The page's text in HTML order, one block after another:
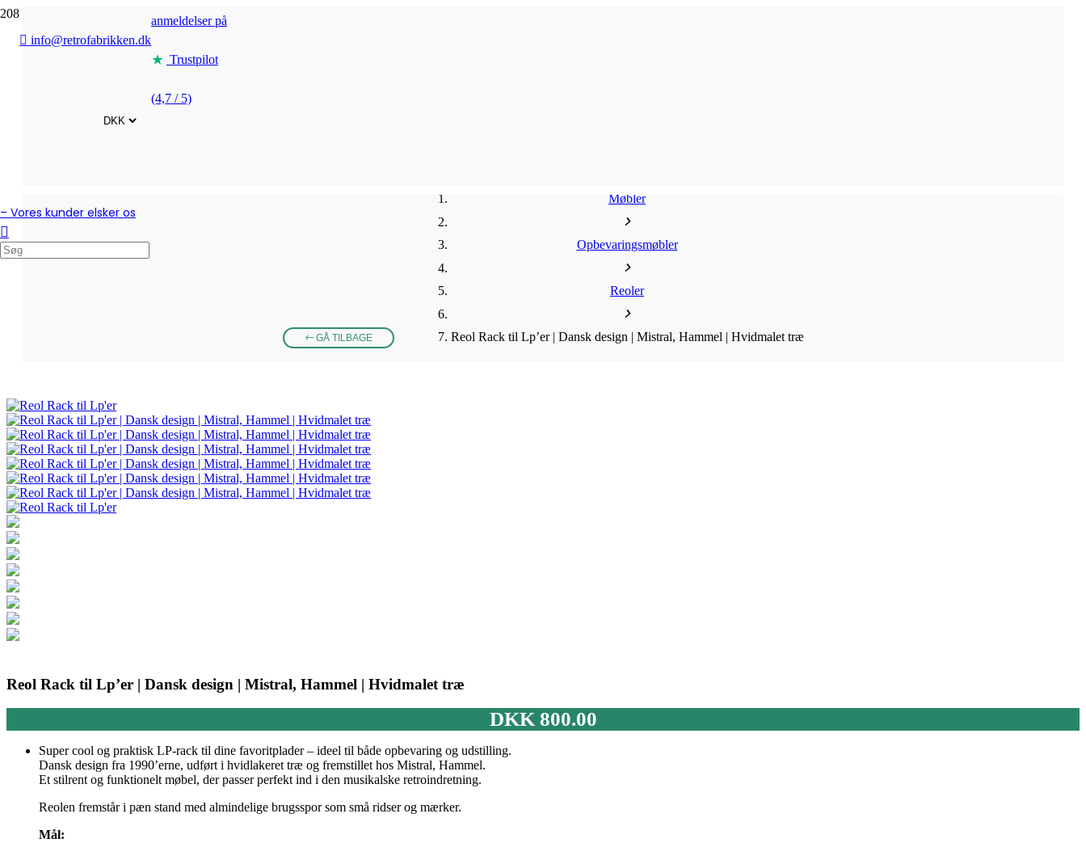
info@retrofabrikken.dk
anmeldelser på
Trustpilot
(4,7 / 5)
– Vores kunder elsker os
GÅ TILBAGE
Møbler
Opbevaringsmøbler
Reoler
Reol Rack til Lp’er | Dansk design | Mistral, Hammel | Hvidmalet træ
Reol Rack til Lp’er | Dansk design | Mistral, Hammel | Hvidmalet træ
DKK800.00
Super cool og praktisk LP-rack til dine favoritplader – ideel til både opbevaring og udstilling.
Dansk design fra 1990’erne, udført i hvidlakeret træ og fremstillet hos Mistral, Hammel.
Et stilrent og funktionelt møbel, der passer perfekt ind i den musikalske retroindretning.
Reolen fremstår i pæn stand med almindelige brugsspor som små ridser og mærker.
Mål: